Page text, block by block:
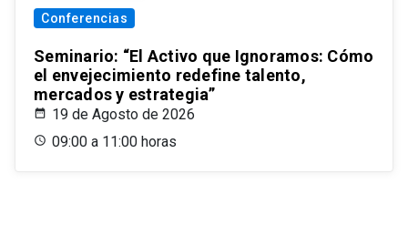
Conferencias
Seminario: “El Activo que Ignoramos: Cómo
el envejecimiento redefine talento,
mercados y estrategia”
19 de Agosto de 2026
09:00 a 11:00 horas